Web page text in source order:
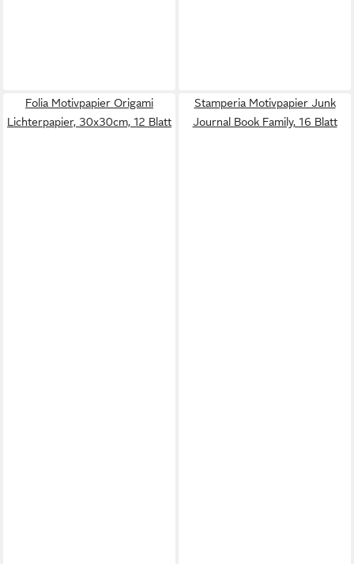
Folia Motivpapier Origami
Lichterpapier, 30x30cm, 12 Blatt
Stamperia Motivpapier Junk
Journal Book Family, 16 Blatt